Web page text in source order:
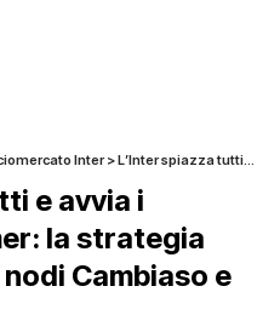
Inter>L’Inter spiazza tutti e avvia i contatti per Bremer: la strategia della Juventus e i nodi Cambiaso e Thuram
e avvia i
la strategia
Cambiaso e